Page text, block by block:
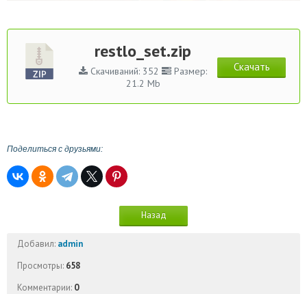
restlo_set.zip
Скачиваний: 352
Размер:
21.2 Mb
Скачать
Поделиться с друзьями:
Назад
Добавил: admin
Просмотры: 658
Комментарии: 0